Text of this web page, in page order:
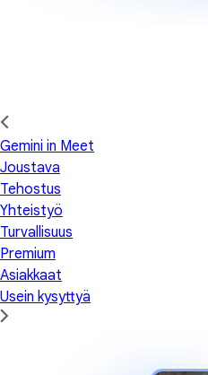
Gemini in Meet
Joustava
Tehostus
Yhteistyö
Turvallisuus
Premium
Asiakkaat
Usein kysyttyä